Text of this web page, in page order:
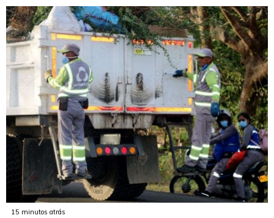
15 minutos atrás